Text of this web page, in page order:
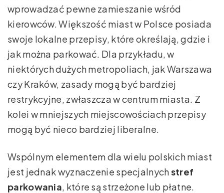
wprowadzać pewne zamieszanie wśród
kierowców. Większość miast w Polsce posiada
swoje lokalne przepisy, które określają, gdzie i
jak można parkować. Dla przykładu, w
niektórych dużych metropoliach, jak Warszawa
czy Kraków, zasady mogą być bardziej
restrykcyjne, zwłaszcza w centrum miasta. Z
kolei w mniejszych miejscowościach przepisy
mogą być nieco bardziej liberalne.
Wspólnym elementem dla wielu polskich miast
jest jednak wyznaczenie specjalnychstref
parkowania, które są strzeżone lub płatne.